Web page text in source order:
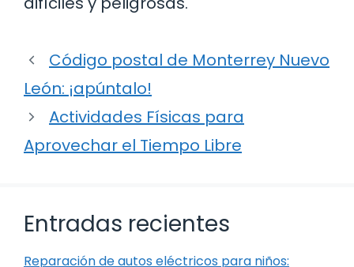
Código postal de Monterrey Nuevo
León: ¡apúntalo!
Actividades Físicas para
Aprovechar el Tiempo Libre
Entradas recientes
Reparación de autos eléctricos para niños: